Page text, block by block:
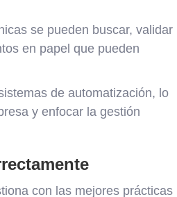
se pueden buscar, validar
en papel que pueden
de automatización, lo
y enfocar la gestión
con las mejores prácticas